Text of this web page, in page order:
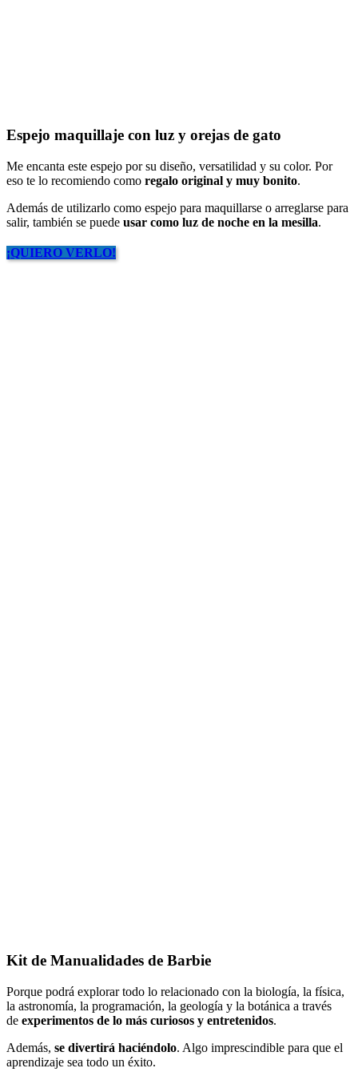
Espejo maquillaje con luz y orejas de gato
Me encanta este espejo por su diseño, versatilidad y su color. Por
eso te lo recomiendo como regalo original y muy bonito.
Además de utilizarlo como espejo para maquillarse o arreglarse para
salir, también se puede usar como luz de noche en la mesilla.
¡QUIERO VERLO!
Kit de Manualidades de Barbie
Porque podrá explorar todo lo relacionado con la biología, la física,
la astronomía, la programación, la geología y la botánica a través
de experimentos de lo más curiosos y entretenidos.
Además, se divertirá haciéndolo. Algo imprescindible para que el
aprendizaje sea todo un éxito.